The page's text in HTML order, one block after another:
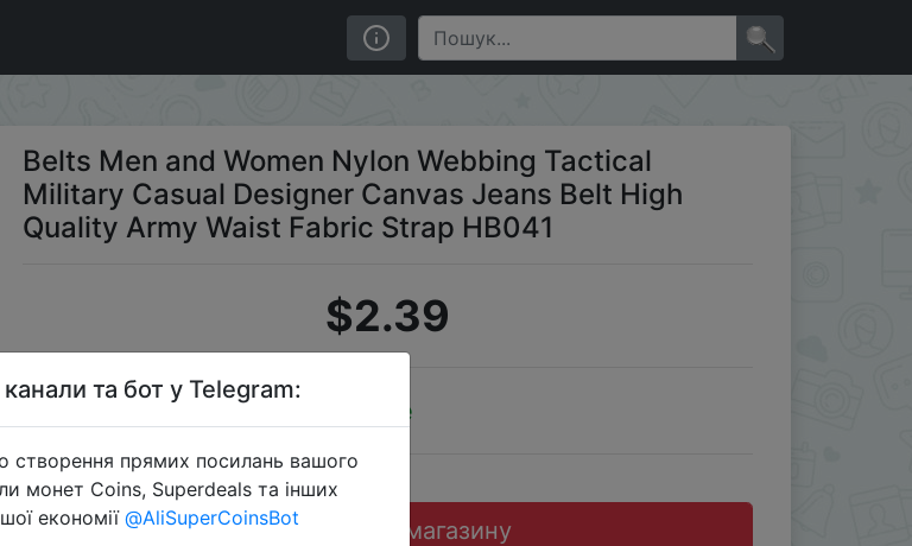
Canvas Jeans Belt High Quality Army Waist Fabric Strap HB041
Belts Men and Women Nylon Webbing Tactical
Military Casual Designer Canvas Jeans Belt High
Quality Army Waist Fabric Strap HB041
$2.39
Sale
Перейти до магазину
та бот у Telegram:
створення прямих посилань вашого
монет Coins, Superdeals та інших
економії @AliSuperCoinsBot